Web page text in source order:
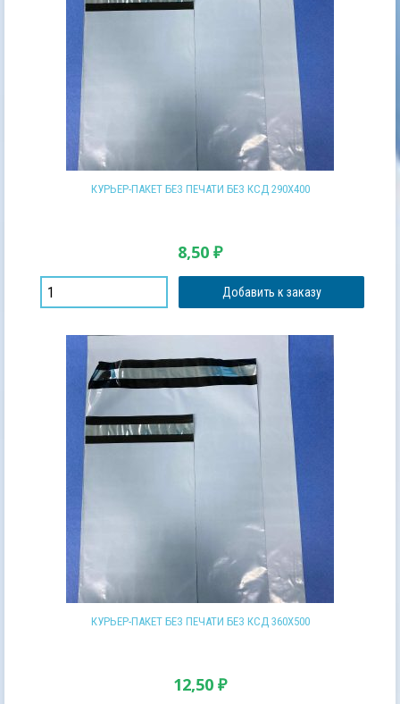
КУРЬЕР-ПАКЕТ БЕЗ ПЕЧАТИ БЕЗ КСД 290Х400
8,50 ₽
Добавить к заказу
КУРЬЕР-ПАКЕТ БЕЗ ПЕЧАТИ БЕЗ КСД 360Х500
12,50 ₽